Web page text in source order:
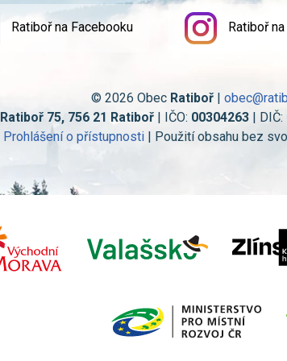
Ratiboř na Facebooku Ratiboř
© 2026 Obec Ratiboř |
Ratiboř 75, 756 21 Ratiboř| IČO: 00304263| DIČ:
Prohlášení o přístupnosti | Použití obsahu bez